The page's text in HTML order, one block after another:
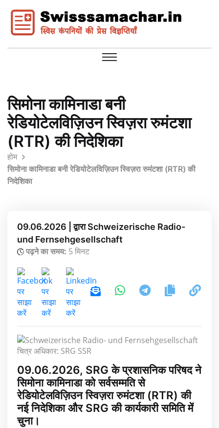
सिमोना कामिनाडा बनी
रेडियोटेलविज़िउन स्विज़रा रुमंटशा
(RTR) की निदेशिका
होम
सिमोना कामिनाडा बनी रेडियोटेलविज़िउन स्विज़रा रुमंटशा (RTR) की
निदेशिका
09.06.2026 | द्वारा Schweizerische Radio-
und Fernsehgesellschaft
पढ़ने का समय: 5 मिनट
चित्र अधिकार: SRG SSR
09.06.2026, SRG के प्रशासनिक परिषद ने
सिमोना कामिनाडा को सर्वसम्मति से
रेडियोटेलविज़िउन स्विज़रा रुमंटशा (RTR) की
नई निदेशिका और SRG की कार्यकारी समिति में
चुना।